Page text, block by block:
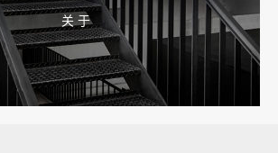
，怎样放进官网帮助客户判断实力
关 于